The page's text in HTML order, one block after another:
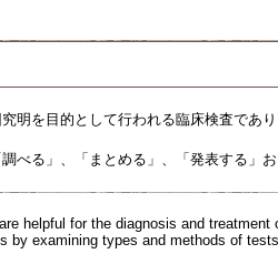
明を目的として行われる臨床検査であ
る」、「まとめる」、「発表する」お
helpful for the diagnosis and
by examining types and methods of